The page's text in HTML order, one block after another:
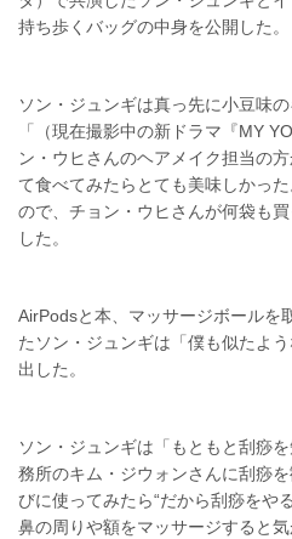
持ち歩くバッグの中身を公開した。
ソン・ジュンギは真っ先に小豆味
「（現在撮影中の新ドラマ『MY
ン・ウヒさんのヘアメイク担当の
て食べてみたらとても美味しかっ
ので、チョン・ウヒさんが何袋も
した。
AirPodsと本、マッサージボールを
たソン・ジュンギは「僕も似たよ
出した。
ソン・ジュンギは「もともと刮痧
務所のキム・ジウォンさんに刮痧
びに使ってみたら“だから刮痧をや
鼻の周りや額をマッサージすると気